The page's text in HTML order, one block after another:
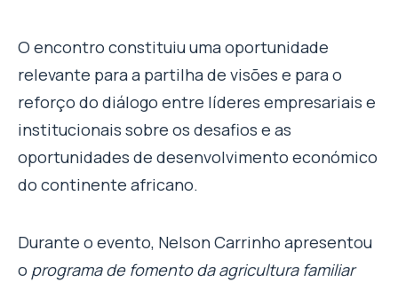
O encontro constituiu uma oportunidade
relevante para a partilha de visões e para o
reforço do diálogo entre líderes empresariais e
institucionais sobre os desafios e as
oportunidades de desenvolvimento económico
do continente africano.
Durante o evento, Nelson Carrinho apresentou
o programa de fomento da agricultura familiar